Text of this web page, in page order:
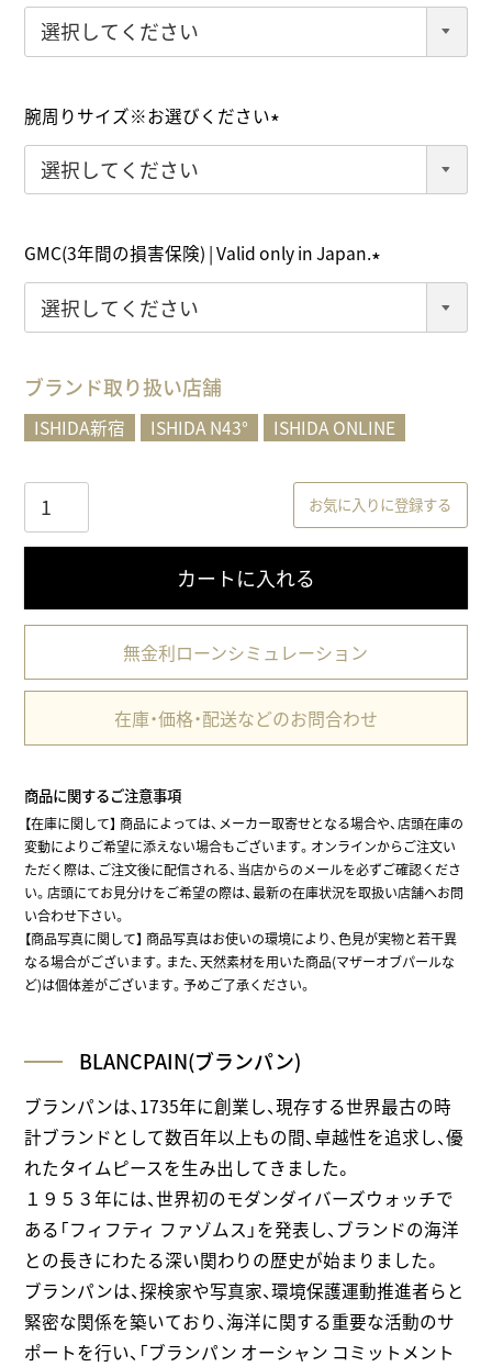
(
必
腕周りサイズ※お選びください
(
GMC(3年間の損害保険) | Valid only in Japan.
(
ブランド取り扱い店舗
ISHIDA新宿 ISHIDA N43° ISHIDA ONLINE
お気に入りに登録する
カートに入れる
無金利ローンシミュレーション
在庫・価格・配送などのお問合わせ
商品に関するご注意事項
【在庫に関して】商品によっては、メーカー取寄せとなる場合や、店頭在庫の
変動によりご希望に添えない場合もございます。オンラインからご注文い
ただく際は、ご注文後に配信される、当店からのメールを必ずご確認くださ
い。店頭にてお見分けをご希望の際は、最新の在庫状況を取扱い店舗へお問
い合わせ下さい。
【商品写真に関して】 商品写真はお使いの環境により、色見が実物と若干異
なる場合がございます。また、天然素材を用いた商品(マザーオブパールな
ど)は個体差がございます。予めご了承ください。
BLANCPAIN(ブランパン)
ブランパンは、1735年に創業し、現存する世界最古の時
計ブランドとして数百年以上もの間、卓越性を追求し、優
れたタイムピースを生み出してきました。
１９５３年には、世界初のモダンダイバーズウォッチで
ある「フィフティ ファゾムス」を発表し、ブランドの海洋
との長きにわたる深い関わりの歴史が始まりました。
ブランパンは、探検家や写真家、環境保護運動推進者らと
緊密な関係を築いており、海洋に関する重要な活動のサ
ポートを行い、「ブランパン オーシャン コミットメント